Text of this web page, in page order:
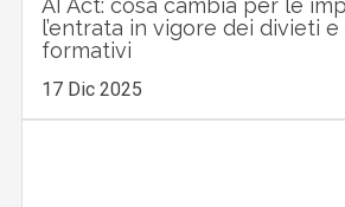
AI Act: cosa cambia per le
l’entrata in vigore dei divieti
formativi
17 Dic 2025